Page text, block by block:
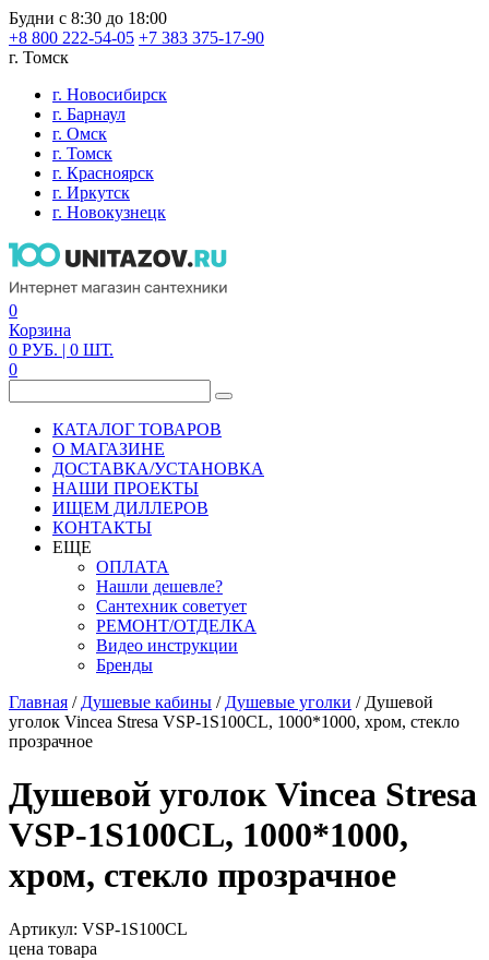
Будни с 8:30 до 18:00
+8 800 222-54-05 +7 383 375-17-90
г. Томск
г. Новосибирск
г. Барнаул
г. Омск
г. Томск
г. Красноярск
г. Иркутск
г. Новокузнецк
0
Корзина
0 РУБ. | 0 ШТ.
0
КАТАЛОГ ТОВАРОВ
О МАГАЗИНЕ
ДОСТАВКА/УСТАНОВКА
НАШИ ПРОЕКТЫ
ИЩЕМ ДИЛЛЕРОВ
КОНТАКТЫ
ЕЩЕ
ОПЛАТА
Нашли дешевле?
Сантехник советует
РЕМОНТ/ОТДЕЛКА
Видео инструкции
Бренды
Главная / Душевые кабины / Душевые уголки / Душевой
уголок Vincea Stresa VSP-1S100CL, 1000*1000, хром, стекло
прозрачное
Душевой уголок Vincea Stresa
VSP-1S100CL, 1000*1000,
хром, стекло прозрачное
Артикул: VSP-1S100CL
цена товара